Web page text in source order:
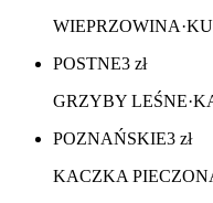
POSTNE3 zł
GRZYBY
POZNAŃSKIE3 zł
KACZKA